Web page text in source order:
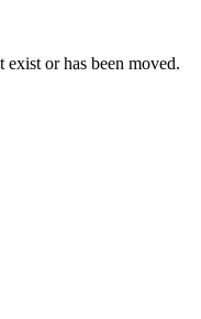
or has been moved.